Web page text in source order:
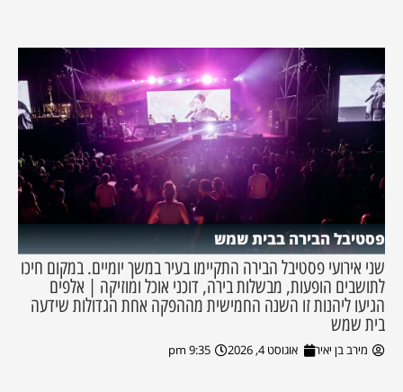
פסטיבל הבירה בבית שמש
שני אירועי פסטיבל הבירה התקיימו בעיר במשך יומיים. במקום חיכו
לתושבים הופעות, מבשלות בירה, דוכני אוכל ומוזיקה | אלפים
הגיעו ליהנות זו השנה החמישית מההפקה אחת הגדולות שידעה
בית שמש
מירב בן יאיר אוגוסט 4, 2026 9:35 pm